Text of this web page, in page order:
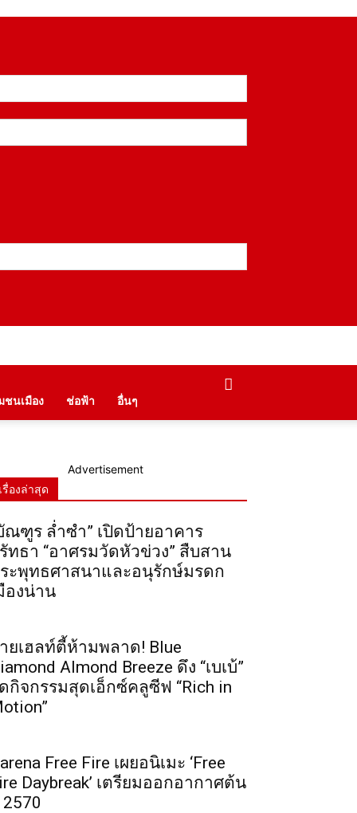
ชนเมือง ช่อฟ้า อื่นๆ
Advertisement
เรื่องล่าสุด
ณฑูร ล่ำซำ” เปิดป้ายอาคาร
ทธา “อาศรมวัดหัวข่วง” สืบสาน
ะพุทธศาสนาและอนุรักษ์มรดก
องน่าน
ยเฮลท์ตี้ห้ามพลาด! Blue
Almond Breeze ดึง “เบเบ้”
กิจกรรมสุดเอ็กซ์คลูซีฟ “Rich in
Free Fire เผยอนิเมะ ‘Free
Daybreak’ เตรียมออกอากาศต้น